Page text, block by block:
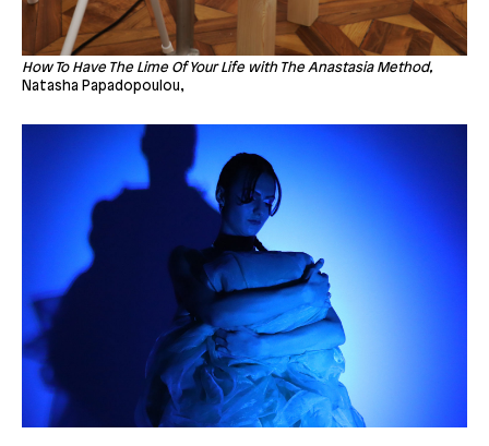
How To Have The Lime Of Your Life with The Anastasia Method,
Natasha Papadopoulou,